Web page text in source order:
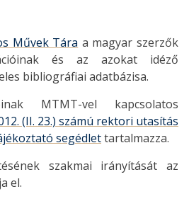
Művek Tára a magyar szerzők
és az azokat idéző
bibliográfiai adatbázisa.
MTMT-vel kapcsolatos
(II. 23.) számú rektori utasítás
segédlettartalmazza.
szakmai irányítását az
el.